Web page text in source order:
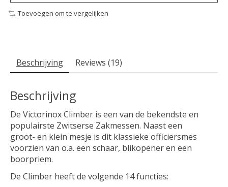
Toevoegen om te vergelijken
Beschrijving Reviews (19)
Beschrijving
De Victorinox Climber is een van de bekendste en
populairste Zwitserse Zakmessen. Naast een
groot- en klein mesje is dit klassieke officiersmes
voorzien van o.a. een schaar, blikopener en een
boorpriem.
De Climber heeft de volgende 14 functies: